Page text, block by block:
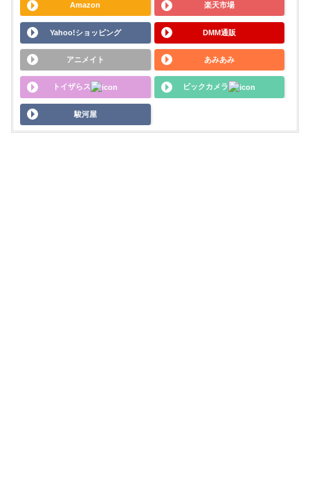
Amazon 楽天市場
Yahoo!ショッピング DMM通販
アニメイト あみあみ
トイザらス ビックカメラ
駿河屋